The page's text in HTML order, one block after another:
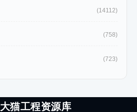
(14112)
(758)
(723)
大猫工程资源库